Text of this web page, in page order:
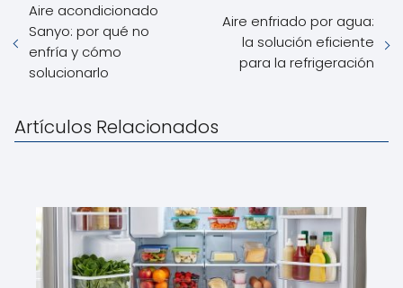
Aire acondicionado
Sanyo: por qué no
enfría y cómo
solucionarlo
Aire enfriado por agua:
la solución eficiente
para la refrigeración
Artículos Relacionados